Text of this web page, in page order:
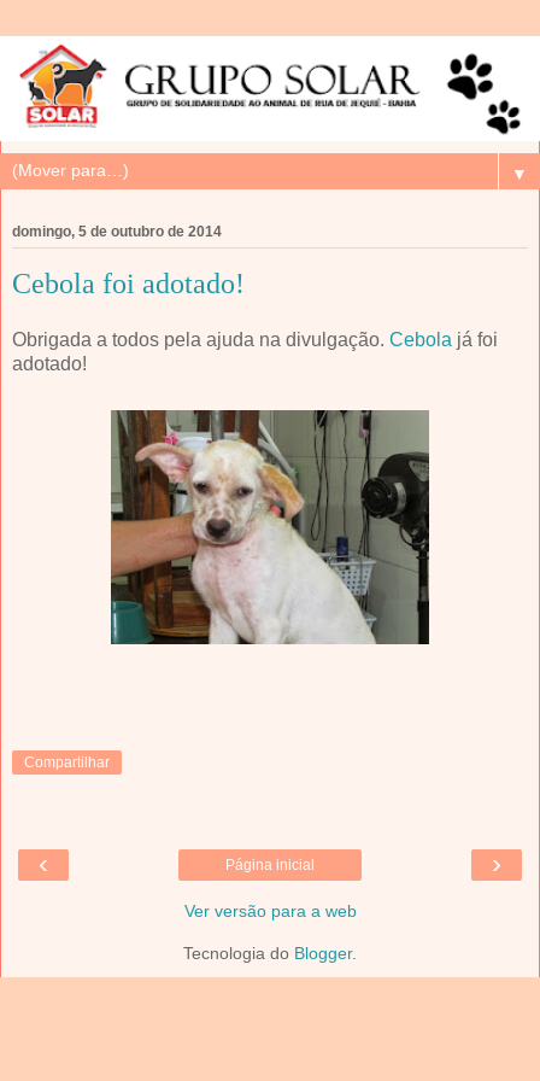
▼
domingo, 5 de outubro de 2014
Cebola foi adotado!
Obrigada a todos pela ajuda na divulgação. Cebola já foi
adotado!
Compartilhar
‹ ›
Página inicial
Ver versão para a web
Tecnologia do Blogger.